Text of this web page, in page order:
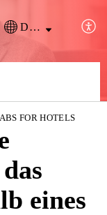
Deutsch
FOR HOTELS
eines